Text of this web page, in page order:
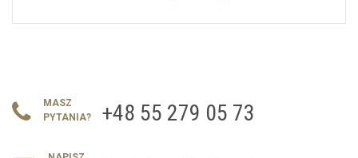
MASZ
PYTANIA?
+48 55 279 05 73